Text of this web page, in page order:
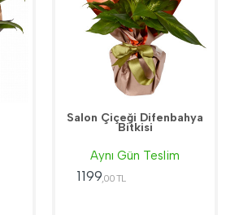
Salon Çiçeği Difenbahya
Bitkisi
Aynı Gün Teslim
1199 ,00 TL